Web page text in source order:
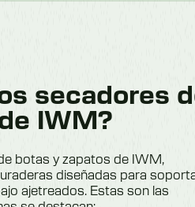
secadores
IWM?
botas y zapatos de IWM,
diseñadas para
ajetreados. Estas son las